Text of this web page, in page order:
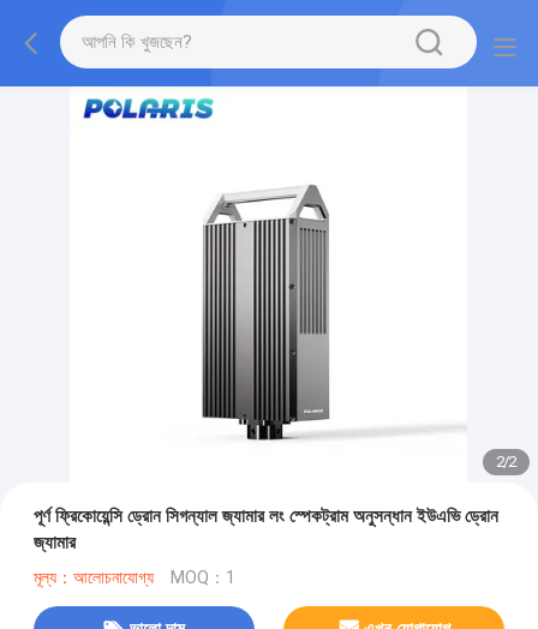
2/2
পূর্ণ ফ্রিকোয়েন্সি ড্রোন সিগন্যাল জ্যামার লং স্পেকট্রাম অনুসন্ধান ইউএভি ড্রোন
জ্যামার
মূল্য：আলোচনাযোগ্য MOQ：1